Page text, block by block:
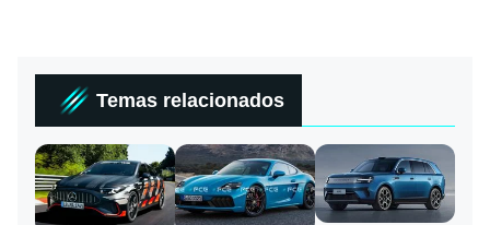
Temas relacionados